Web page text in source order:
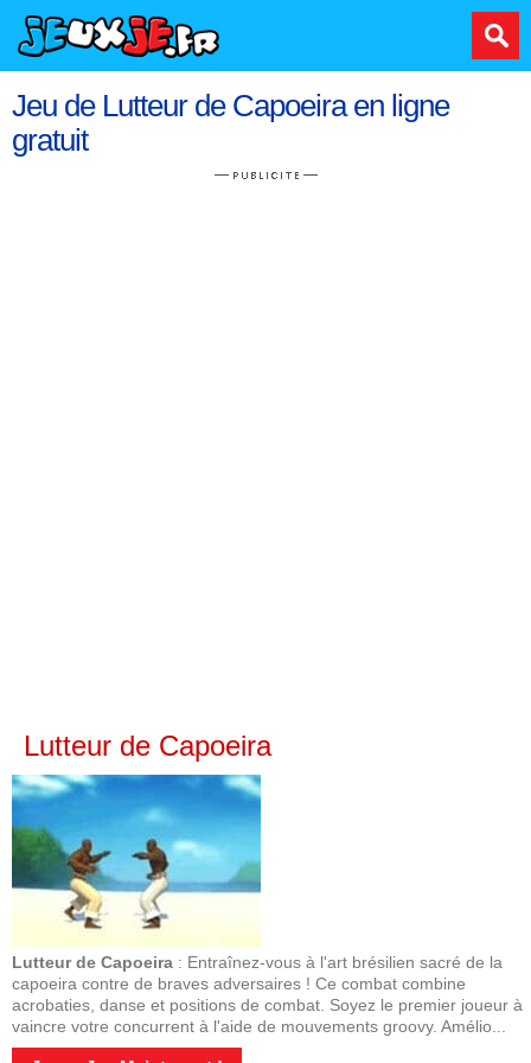
Jeu de Lutteur de Capoeira en ligne
gratuit
Lutteur de Capoeira
Lutteur de Capoeira : Entraînez-vous à l'art brésilien sacré de la
capoeira contre de braves adversaires ! Ce combat combine
acrobaties, danse et positions de combat. Soyez le premier joueur à
vaincre votre concurrent à l'aide de mouvements groovy. Amélio...